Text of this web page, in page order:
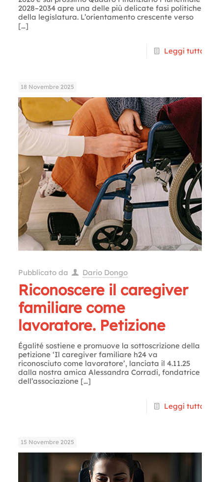
2028–2034 apre una delle più delicate fasi politiche
della legislatura. L’orientamento crescente verso
[…]
Leggi tutto
18 Novembre 2025
Pubblicato da Dario Dongo
Riconoscere il caregiver
familiare come
lavoratore. Petizione
Égalité sostiene e promuove la sottoscrizione della
petizione ‘Il caregiver familiare h24 va
riconosciuto come lavoratore’, lanciata il 4.11.25
dalla nostra amica Alessandra Corradi, fondatrice
dell’associazione[…]
Leggi tutto
15 Novembre 2025